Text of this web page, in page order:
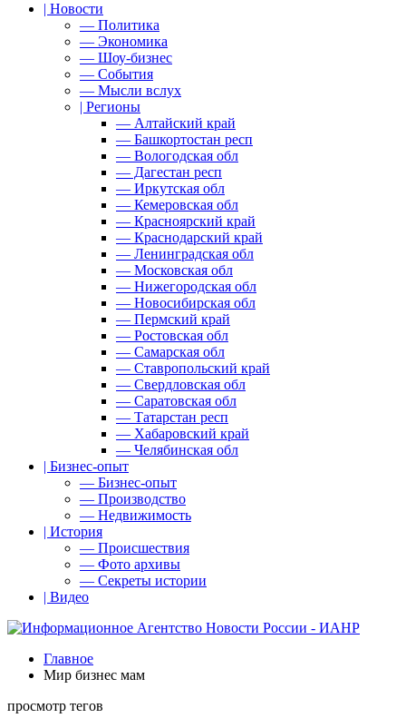
| Новости
— Политика
— Экономика
— Шоу-бизнес
— События
— Мысли вслух
| Регионы
— Алтайский край
— Башкортостан респ
— Вологодская обл
— Дагестан респ
— Иркутская обл
— Кемеровская обл
— Красноярский край
— Краснодарский край
— Ленинградская обл
— Московская обл
— Нижегородская обл
— Новосибирская обл
— Пермский край
— Ростовская обл
— Самарская обл
— Ставропольский край
— Свердловская обл
— Саратовская обл
— Татарстан респ
— Хабаровский край
— Челябинская обл
| Бизнес-опыт
— Бизнес-опыт
— Производство
— Недвижимость
| История
— Происшествия
— Фото архивы
— Секреты истории
| Видео
Главное
Мир бизнес мам
просмотр тегов